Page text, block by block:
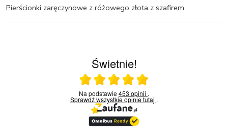
Pierścionki zaręczynowe z różowego złota z szafirem
Świetnie!
Ocena średnia 5 na 5
Na podstawie453 opinii .
Sprawdź wszystkie opinietutaj .